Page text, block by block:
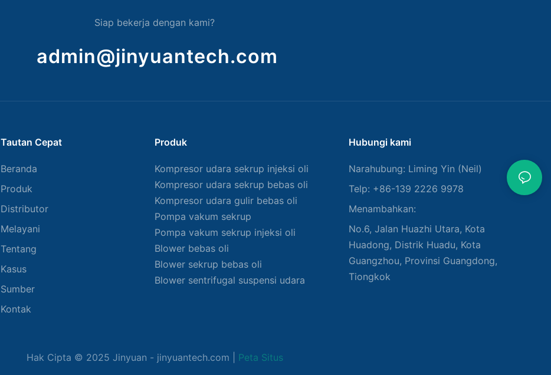
Siap bekerja dengan kami?
admin@jinyuantech.com
Tautan Cepat
Beranda
Produk
Distributor
Melayani
Tentang
Kasus
Sumber
Kontak
Produk
Kompresor udara sekrup injeksi oli
Kompresor udara sekrup bebas oli
Kompresor udara gulir bebas oli
Pompa vakum sekrup
Pompa vakum sekrup injeksi oli
Blower bebas oli
Blower sekrup bebas oli
Blower sentrifugal suspensi udara
Hubungi kami
Narahubung: Liming Yin (Neil)
Telp: +86-139 2226 9978
Menambahkan:
No.6, Jalan Huazhi Utara, Kota
Huadong, Distrik Huadu, Kota
Guangzhou, Provinsi Guangdong,
Tiongkok
Hak Cipta © 2025 Jinyuan - jinyuantech.com | Peta Situs